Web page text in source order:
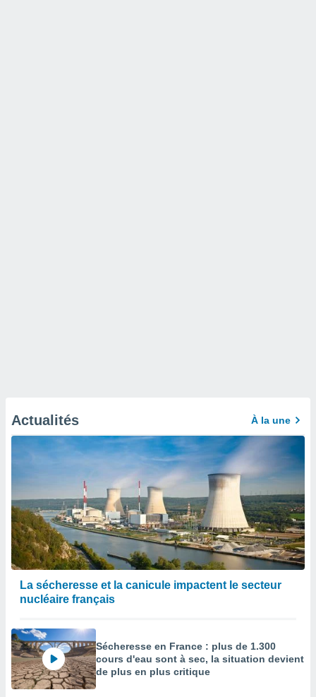
Actualités À la une
La sécheresse et la canicule impactent le secteur
nucléaire français
Sécheresse en France : plus de 1.300
cours d'eau sont à sec, la situation devient
de plus en plus critique